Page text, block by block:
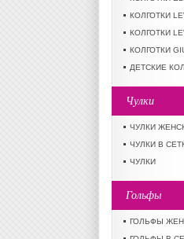
КОЛГОТКИ
КОЛГОТКИ
КОЛГОТКИ
ДЕТСКИЕ
Чулки
ЧУЛКИ
ЧУЛКИ В
ЧУЛКИ
Гольфы
ГОЛЬФЫ